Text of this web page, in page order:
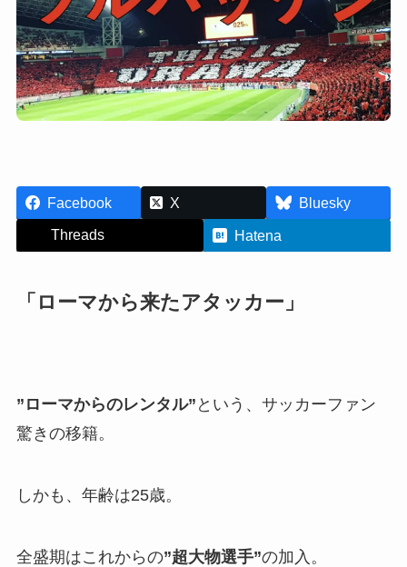
Facebook X
Bluesky
Threads
Hatena
「ローマから来たアタッカー」
”ローマからのレンタル” という、サッカーファン
驚きの移籍。
しかも、年齢は25歳。
全盛期はこれからの”超大物選手”の加入。